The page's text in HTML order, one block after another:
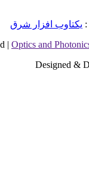
یکتاوب افزار شرق
Optics and
Designed